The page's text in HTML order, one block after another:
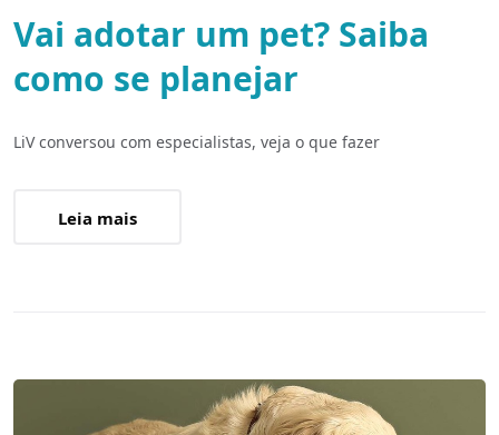
Vai adotar um pet? Saiba
como se planejar
LiV conversou com especialistas, veja o que fazer
Leia mais